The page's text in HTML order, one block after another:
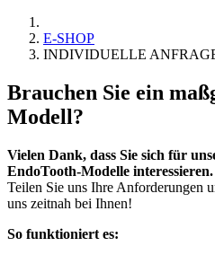
E-SHOP
INDIVIDUELLE
Brauchen Sie ein
Modell?
Vielen Dank, dass Sie sich für
EndoTooth-Modelle interessieren.
Teilen Sie uns Ihre Anforderungen
uns zeitnah bei Ihnen!
So funktioniert es: